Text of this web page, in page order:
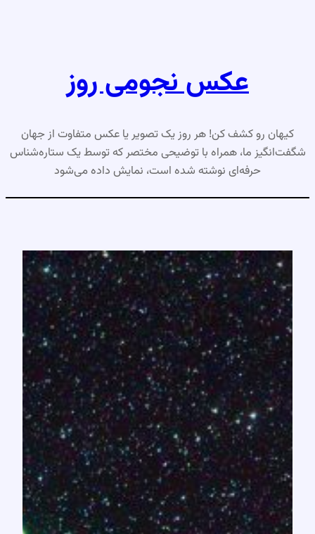
عکس نجومی روز
کیهان رو کشف کن! هر روز یک تصویر یا عکس متفاوت از جهان
شگفت‌انگیز ما، همراه با توضیحی مختصر که توسط یک ستاره‌شناس
حرفه‌ای نوشته شده است، نمایش داده می‌شود